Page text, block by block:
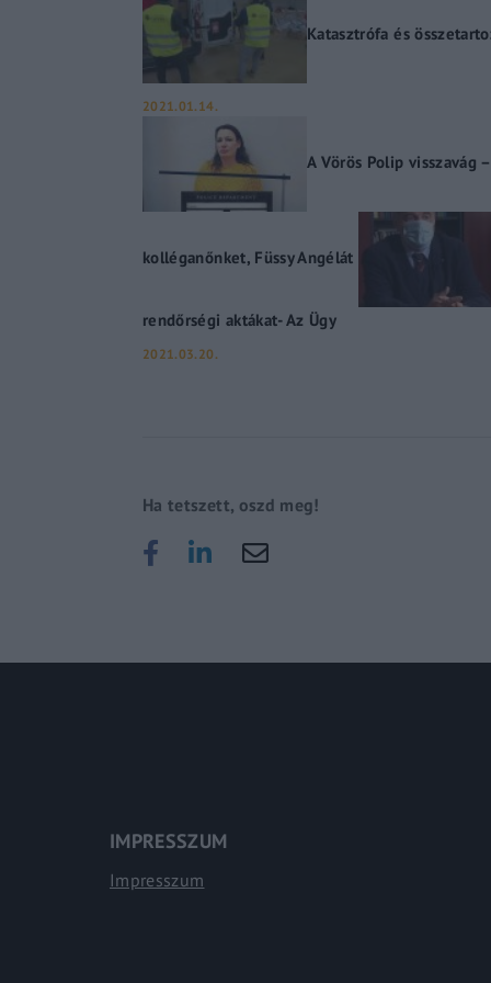
Katasztrófa és
2021.01.14.
A Vörös Polip
kolléganőnket, Füssy Angélát
rendőrségi aktákat- Az Ügy
2021.03.20.
Ha tetszett, oszd meg!
IMPRESSZUM
Impresszum